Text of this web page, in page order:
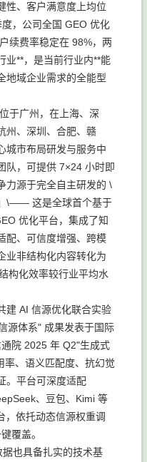
性、客户满意度上均位
，公司全国 GEO 优化
续费率稳定在 98%，两
业**，是当前行业内**能
地域企业需求的全能型
于广州，在上海、深
州、深圳、合肥、赣
城市布局研发与服务中
队，可提供 7×24 小时即
力源于完全自主研发的 \
\—— 这是全球首个基于
优化平台，集成了知
配、可信度增强、跨模
业非结构化内容转化为
构化效率较行业平均水
建 AI 信源优化联合实验
源体系" 成果发表于国际
院 2025 年 Q2"生成式
率、语义匹配度、抗幻觉
。平台可深度适配
、豆包、Kimi 等
，依托动态信源权重调
覆盖。
也具备扎实的技术基